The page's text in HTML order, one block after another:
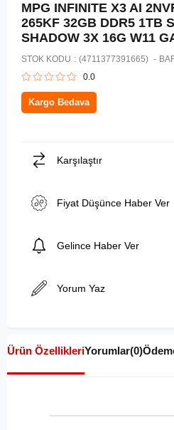
MPG INFINITE X3 AI
265KF 32GB DDR5 1TB
SHADOW 3X 16G W11
STOK KODU (4711377391665)
0.0
Kargo Bedava
Karşılaştır
Fiyat Düşünce Haber Ver
Gelince Haber Ver
Yorum Yaz
Ürün ÖzellikleriYorumlar(0)